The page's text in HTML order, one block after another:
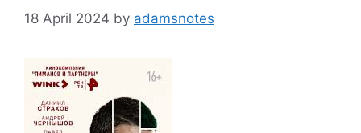
18 April 2024 by adamsnotes